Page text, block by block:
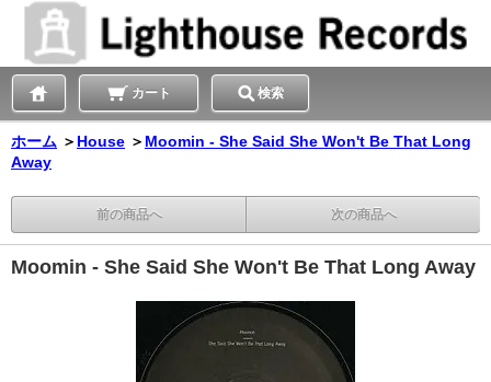
カート 検索
ホーム ＞ House ＞ Moomin - She Said She Won't Be That Long
Away
前の商品へ 次の商品へ
Moomin - She Said She Won't Be That Long Away